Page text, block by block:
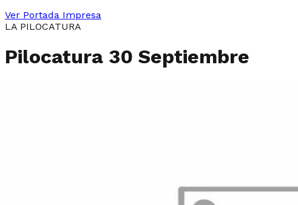
Ver Portada Impresa
LA PILOCATURA
Pilocatura 30 Septiembre